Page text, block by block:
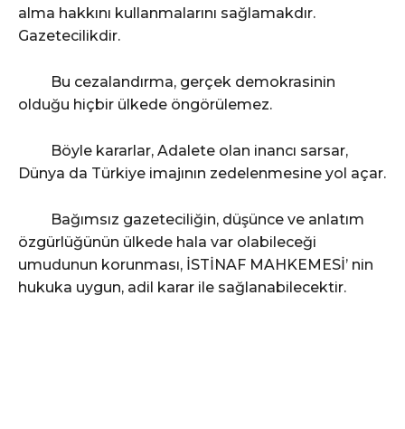
alma hakkını kullanmalarını sağlamakdır.
Gazetecilikdir.
Bu cezalandırma, gerçek demokrasinin
olduğu hiçbir ülkede öngörülemez.
Böyle kararlar, Adalete olan inancı sarsar,
Dünya da Türkiye imajının zedelenmesine yol açar.
Bağımsız gazeteciliğin, düşünce ve anlatım
özgürlüğünün ülkede hala var olabileceği
umudunun korunması, İSTİNAF MAHKEMESİ’ nin
hukuka uygun, adil karar ile sağlanabilecektir.